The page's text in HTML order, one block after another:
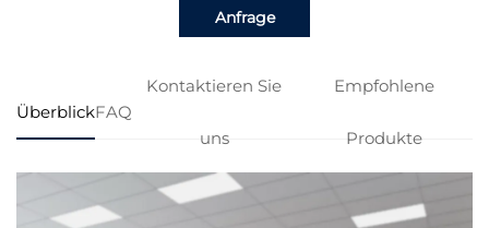
Anfrage
ÜberblickFAQ
Kontaktieren Sie
uns
Empfohlene
Produkte